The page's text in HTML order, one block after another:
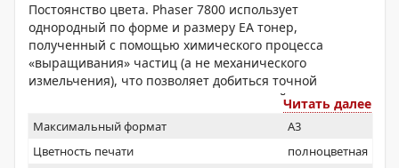
Постоянство цвета. Phaser 7800 использует
однородный по форме и размеру ЕА тонер,
полученный с помощью химического процесса
«выращивания» частиц (а не механического
измельчения), что позволяет добиться точной
передачи очень мелких цветных деталей.
Принтер Phaser 7800 быстро и эффективно
поддерживая самый высокий уровень
Читать далее
Максимальный формат
A3
Цветность печати
полноцветная